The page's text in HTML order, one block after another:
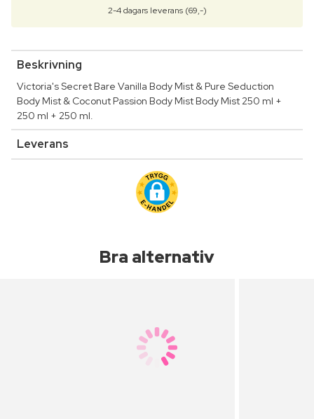
2-4 dagars leverans (69,-)
Beskrivning
Victoria's Secret Bare Vanilla Body Mist & Pure Seduction
Body Mist & Coconut Passion Body Mist Body Mist 250 ml +
250 ml + 250 ml.
Leverans
Bra alternativ